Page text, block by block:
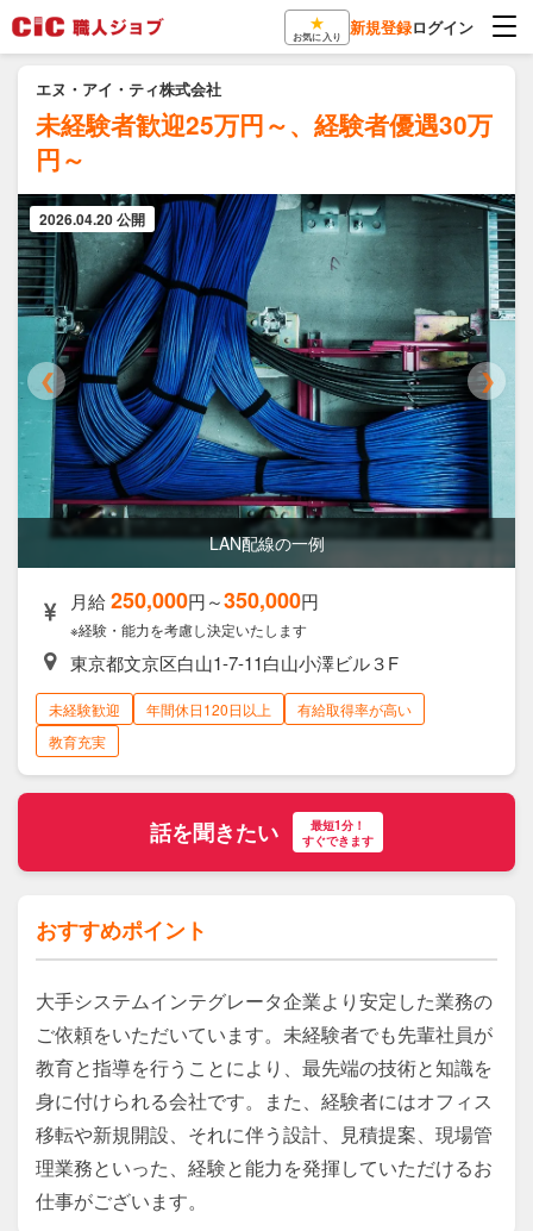
★
お気に入り 新規登録ログイン
エヌ・アイ・ティ株式会社
未経験者歓迎25万円～、経験者優遇30万
円～
2026.04.20 公開
LAN配線作業のテスト風景
❮ ❯
月給250,000円～350,000円
※経験・能力を考慮し決定いたします
東京都文京区白山1-7-11白山小澤ビル３F
未経験歓迎 年間休日120日以上
有給取得率が高い
教育充実
話を聞きたい
最短1分！
すぐできます
おすすめポイント
大手システムインテグレータ企業より安定した業務の
ご依頼をいただいています。未経験者でも先輩社員が
教育と指導を行うことにより、最先端の技術と知識を
身に付けられる会社です。また、経験者にはオフィス
移転や新規開設、それに伴う設計、見積提案、現場管
理業務といった、経験と能力を発揮していただけるお
仕事がございます。